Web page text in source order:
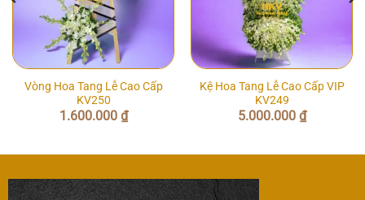
Vòng Hoa Tang Lễ Cao Cấp
KV250
1.600.000 ₫
Kệ Hoa Tang Lễ Cao Cấp VIP
KV249
5.000.000 ₫